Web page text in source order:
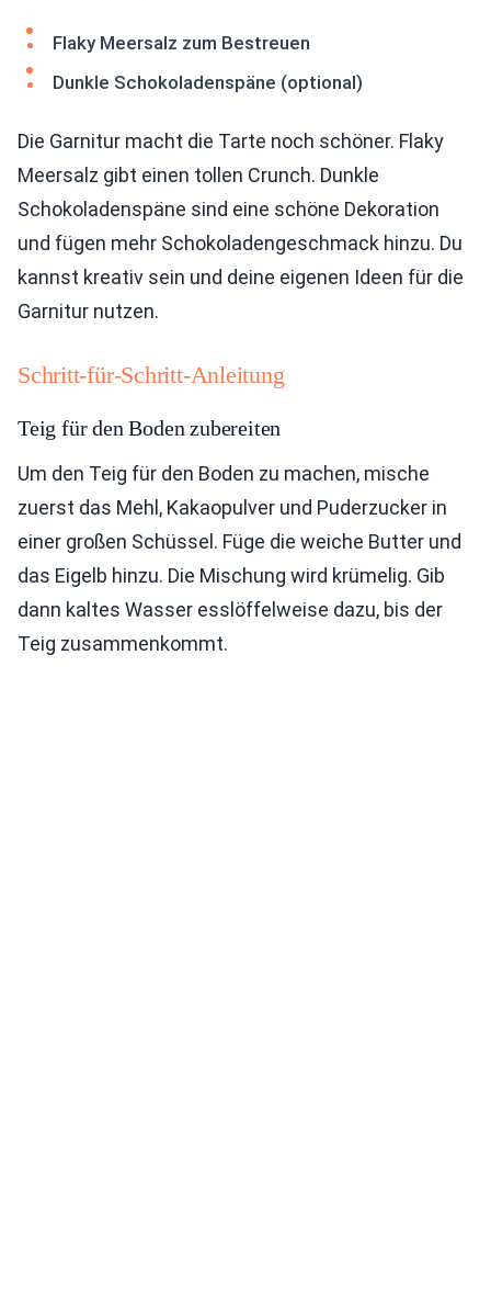
Flaky Meersalz zum Bestreuen
Dunkle Schokoladenspäne (optional)
Die Garnitur macht die Tarte noch schöner. Flaky
Meersalz gibt einen tollen Crunch. Dunkle
Schokoladenspäne sind eine schöne Dekoration
und fügen mehr Schokoladengeschmack hinzu. Du
kannst kreativ sein und deine eigenen Ideen für die
Garnitur nutzen.
Schritt-für-Schritt-Anleitung
Teig für den Boden zubereiten
Um den Teig für den Boden zu machen, mische
zuerst das Mehl, Kakaopulver und Puderzucker in
einer großen Schüssel. Füge die weiche Butter und
das Eigelb hinzu. Die Mischung wird krümelig. Gib
dann kaltes Wasser esslöffelweise dazu, bis der
Teig zusammenkommt.